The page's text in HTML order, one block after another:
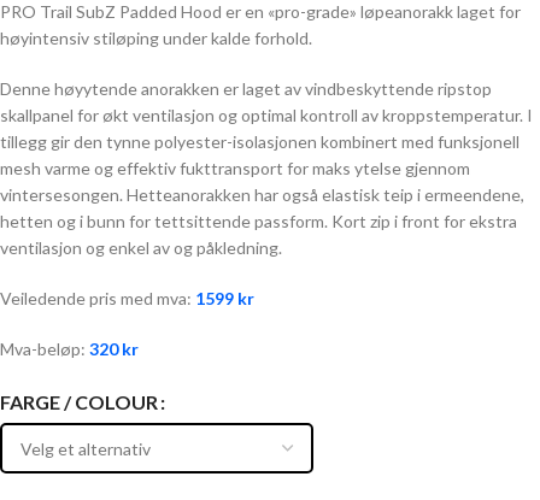
PRO Trail SubZ Padded Hood er en «pro-grade» løpeanorakk laget for
høyintensiv stiløping under kalde forhold.
Denne høyytende anorakken er laget av vindbeskyttende ripstop
skallpanel for økt ventilasjon og optimal kontroll av kroppstemperatur. I
tillegg gir den tynne polyester-isolasjonen kombinert med funksjonell
mesh varme og effektiv fukttransport for maks ytelse gjennom
vintersesongen. Hetteanorakken har også elastisk teip i ermeendene,
hetten og i bunn for tettsittende passform. Kort zip i front for ekstra
ventilasjon og enkel av og påkledning.
Veiledende pris med mva: 1599 kr
Mva-beløp: 320kr
FARGE / COLOUR